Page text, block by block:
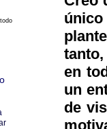
en
un
de